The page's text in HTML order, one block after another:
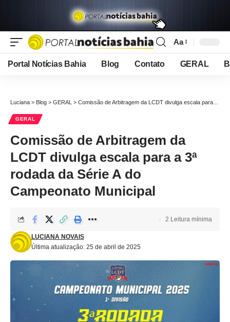
Font
Resizer
Aa
Portal Notícias Bahia Blog Contato GERAL
Luciana > Blog > GERAL > Comissão de Arbitragem da LCDT divulga escala para a 3ª rodada da Série A do Campeonato Municipal
GERAL
Comissão de Arbitragem da
LCDT divulga escala para a 3ª
rodada da Série A do
Campeonato Municipal
Última atualização: 25 de abril de 2025
LUCIANA NOVAIS
2 Leitura mínima